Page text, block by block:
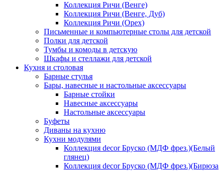
Коллекция Ричи (Венге)
Коллекция Ричи (Венге, Дуб)
Коллекция Ричи (Орех)
Письменные и компьютерные столы для детской
Полки для детской
Тумбы и комоды в детскую
Шкафы и стеллажи для детской
Кухня и столовая
Барные стулья
Бары, навесные и настольные аксессуары
Барные стойки
Навесные аксессуары
Настольные аксессуары
Буфеты
Диваны на кухню
Кухни модулями
Коллекция decor Бруско (МДФ фрез.)(Белый
глянец)
Коллекция decor Бруско (МДФ фрез.)(Бирюза